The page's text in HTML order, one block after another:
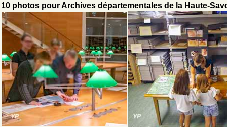
10 photos pour Archives départementales de la Haute-